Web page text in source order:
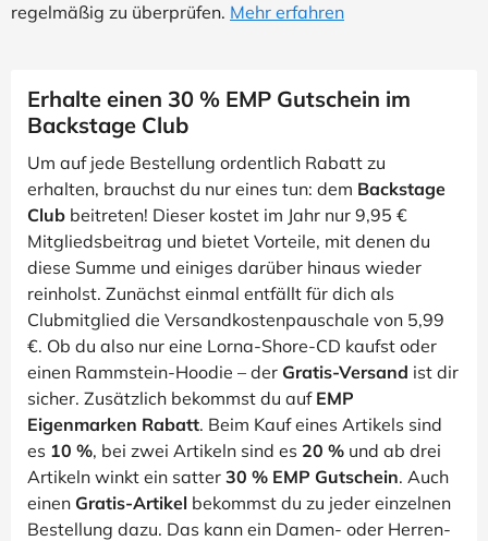
regelmäßig zu überprüfen. Mehr erfahren
Erhalte einen 30 % EMP Gutschein im
Backstage Club
Um auf jede Bestellung ordentlich Rabatt zu
erhalten, brauchst du nur eines tun: dem Backstage
Club beitreten! Dieser kostet im Jahr nur 9,95 €
Mitgliedsbeitrag und bietet Vorteile, mit denen du
diese Summe und einiges darüber hinaus wieder
reinholst. Zunächst einmal entfällt für dich als
Clubmitglied die Versandkostenpauschale von 5,99
€. Ob du also nur eine Lorna-Shore-CD kaufst oder
einen Rammstein-Hoodie – der Gratis-Versand ist dir
sicher. Zusätzlich bekommst du auf EMP
Eigenmarken Rabatt. Beim Kauf eines Artikels sind
es 10 %, bei zwei Artikeln sind es 20 % und ab drei
Artikeln winkt ein satter 30 % EMP Gutschein. Auch
einen Gratis-Artikel bekommst du zu jeder einzelnen
Bestellung dazu. Das kann ein Damen- oder Herren-